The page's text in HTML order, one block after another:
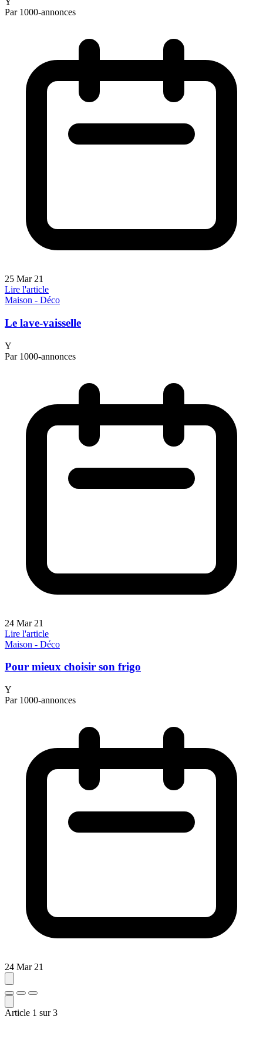
Par 1000-annonces
25 Mar 21
Lire l'article
Maison - Déco
Le lave-vaisselle
Y
Par 1000-annonces
24 Mar 21
Lire l'article
Maison - Déco
Pour mieux choisir son frigo
Y
Par 1000-annonces
24 Mar 21
Article 1 sur3